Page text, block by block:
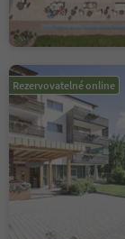
Rezervovatelné online